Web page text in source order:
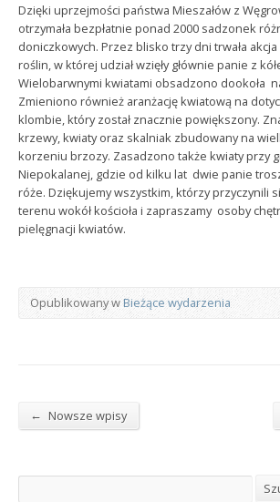
Dzięki uprzejmości państwa Mieszałów z
otrzymała bezpłatnie ponad 2000 sadzonek
doniczkowych. Przez blisko trzy dni trwała
roślin, w której udział wzięły głównie panie z
Wielobarwnymi kwiatami obsadzono dookoła
Zmieniono również aranżację kwiatową na
klombie, który został znacznie powiększony.
krzewy, kwiaty oraz skalniak zbudowany na
korzeniu brzozy. Zasadzono także kwiaty przy
Niepokalanej, gdzie od kilku lat dwie panie
róże. Dziękujemy wszystkim, którzy przyczynili
terenu wokół kościoła i zapraszamy osoby
pielęgnacji kwiatów.
Opublikowany wBieżące wydarzenia
← Nowsze wpisy